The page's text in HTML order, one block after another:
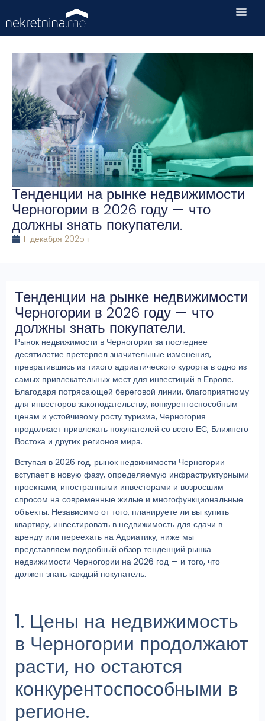
Тенденции на рынке недвижимости
Черногории в 2026 году — что
должны знать покупатели.
11 декабря 2025 г.
Тенденции на рынке недвижимости
Черногории в 2026 году — что
должны знать покупатели.
Рынок недвижимости в Черногории за последнее
десятилетие претерпел значительные изменения,
превратившись из тихого адриатического курорта в одно из
самых привлекательных мест для инвестиций в Европе.
Благодаря потрясающей береговой линии, благоприятному
для инвесторов законодательству, конкурентоспособным
ценам и устойчивому росту туризма, Черногория
продолжает привлекать покупателей со всего ЕС, Ближнего
Востока и других регионов мира.
Вступая в 2026 год, рынок недвижимости Черногории
вступает в новую фазу, определяемую инфраструктурными
проектами, иностранными инвесторами и возросшим
спросом на современные жилые и многофункциональные
объекты. Независимо от того, планируете ли вы купить
квартиру, инвестировать в недвижимость для сдачи в
аренду или переехать на Адриатику, ниже мы
представляем подробный обзор тенденций рынка
недвижимости Черногории на 2026 год — и того, что
должен знать каждый покупатель.
1. Цены на недвижимость
в Черногории продолжают
расти, но остаются
конкурентоспособными в
регионе.